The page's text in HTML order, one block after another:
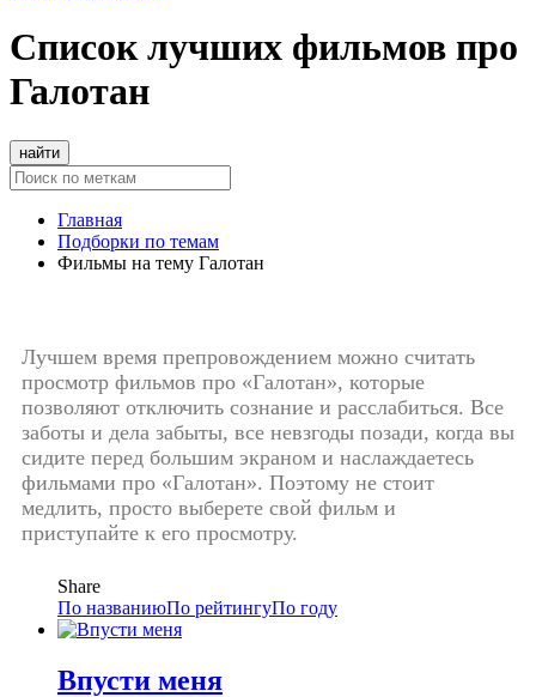
Список лучших фильмов про
Галотан
найти
Главная
Подборки по темам
Фильмы на тему Галотан
Лучшем время препровождением можно считать
просмотр фильмов про «Галотан», которые
позволяют отключить сознание и расслабиться. Все
заботы и дела забыты, все невзгоды позади, когда вы
сидите перед большим экраном и наслаждаетесь
фильмами про «Галотан». Поэтому не стоит
медлить, просто выберете свой фильм и
приступайте к его просмотру.
Share
По названиюПо рейтингуПо году
Впусти меня